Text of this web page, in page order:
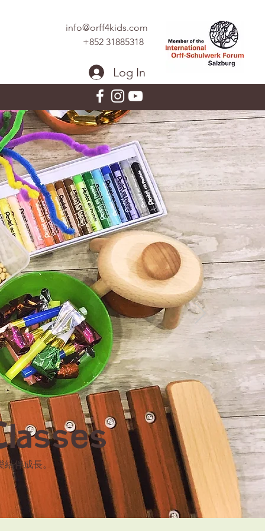
info@orff4kids.com
+852 31885318
Log In
結伴成長。